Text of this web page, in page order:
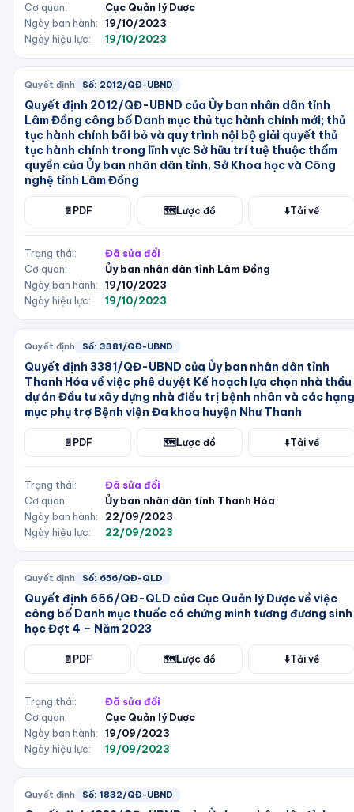
Cơ quan:
Cục Quản lý Dược
Ngày ban hành:
19/10/2023
Ngày hiệu lực:
19/10/2023
Quyết định Số: 2012/QĐ-UBND
Quyết định 2012/QĐ-UBND của Ủy ban nhân dân tỉnh
Lâm Đồng công bố Danh mục thủ tục hành chính mới; thủ
tục hành chính bãi bỏ và quy trình nội bộ giải quyết thủ
tục hành chính trong lĩnh vực Sở hữu trí tuệ thuộc thẩm
quyền của Ủy ban nhân dân tỉnh, Sở Khoa học và Công
nghệ tỉnh Lâm Đồng
📄 PDF 🗺️Lược đồ ⬇️Tải về
Trạng thái:
Đã sửa đổi
Cơ quan:
Ủy ban nhân dân tỉnh Lâm Đồng
Ngày ban hành:
19/10/2023
Ngày hiệu lực:
19/10/2023
Quyết định Số: 3381/QĐ-UBND
Quyết định 3381/QĐ-UBND của Ủy ban nhân dân tỉnh
Thanh Hóa về việc phê duyệt Kế hoạch lựa chọn nhà thầu
dự án Đầu tư xây dựng nhà điều trị bệnh nhân và các hạng
mục phụ trợ Bệnh viện Đa khoa huyện Như Thanh
📄 PDF 🗺️Lược đồ ⬇️Tải về
Trạng thái:
Đã sửa đổi
Cơ quan:
Ủy ban nhân dân tỉnh Thanh Hóa
Ngày ban hành:
22/09/2023
Ngày hiệu lực:
22/09/2023
Quyết định Số: 656/QĐ-QLD
Quyết định 656/QĐ-QLD của Cục Quản lý Dược về việc
công bố Danh mục thuốc có chứng minh tương đương sinh
học Đợt 4 – Năm 2023
📄 PDF 🗺️Lược đồ ⬇️Tải về
Trạng thái:
Đã sửa đổi
Cơ quan:
Cục Quản lý Dược
Ngày ban hành:
19/09/2023
Ngày hiệu lực:
19/09/2023
Quyết định Số: 1832/QĐ-UBND